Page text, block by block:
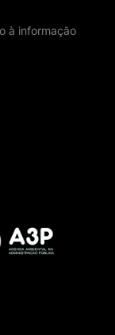
à informação